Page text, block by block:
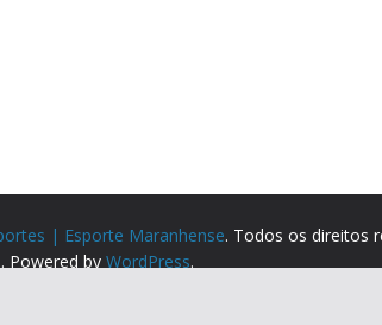
| Esporte Maranhense. Todos os direitos
Powered by WordPress.